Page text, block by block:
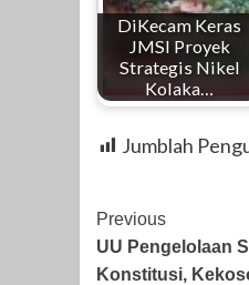
DiKecam Keras
JMSI Proyek
Strategis Nikel
Kolaka…
Jumblah
Post
Previous
UU Pengelolaan
Konstitusi,